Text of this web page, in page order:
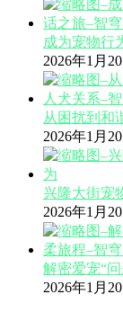
成为宠物行
2026年1月20
从困扰到和
2026年1月20
兴隆大街宠
2026年1月20
解密爱宠“
2026年1月20